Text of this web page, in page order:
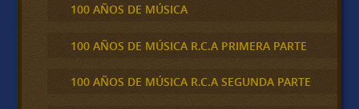
100 AÑOS DE MÚSICA
100 AÑOS DE MÚSICA R.C.A PRIMERA PARTE
100 AÑOS DE MÚSICA R.C.A SEGUNDA PARTE